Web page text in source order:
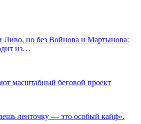
Ливо, но без Войнова и Мартынова:
из…
масштабный беговой проект
ленточку — это особый кайф».